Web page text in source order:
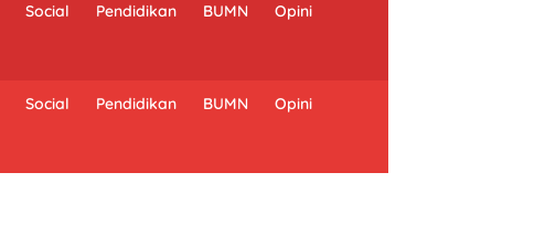
Social Pendidikan BUMN Opini
Social Pendidikan BUMN Opini